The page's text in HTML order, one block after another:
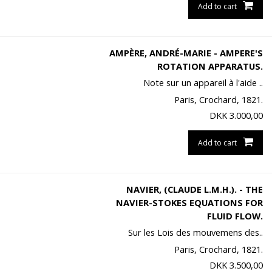
Add to cart
AMPÈRE, ANDRÉ-MARIE - AMPERE'S
ROTATION APPARATUS.
Note sur un appareil à l'aide ..
Paris, Crochard, 1821.
DKK 3.000,00
Add to cart
NAVIER, (CLAUDE L.M.H.). - THE
NAVIER-STOKES EQUATIONS FOR
FLUID FLOW.
Sur les Lois des mouvemens des..
Paris, Crochard, 1821.
DKK 3.500,00